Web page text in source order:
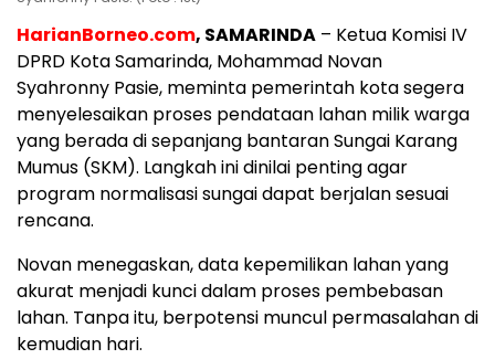
HarianBorneo.com, SAMARINDA – Ketua Komisi IV
DPRD Kota Samarinda, Mohammad Novan
Syahronny Pasie, meminta pemerintah kota segera
menyelesaikan proses pendataan lahan milik warga
yang berada di sepanjang bantaran Sungai Karang
Mumus (SKM). Langkah ini dinilai penting agar
program normalisasi sungai dapat berjalan sesuai
rencana.
Novan menegaskan, data kepemilikan lahan yang
akurat menjadi kunci dalam proses pembebasan
lahan. Tanpa itu, berpotensi muncul permasalahan di
kemudian hari.